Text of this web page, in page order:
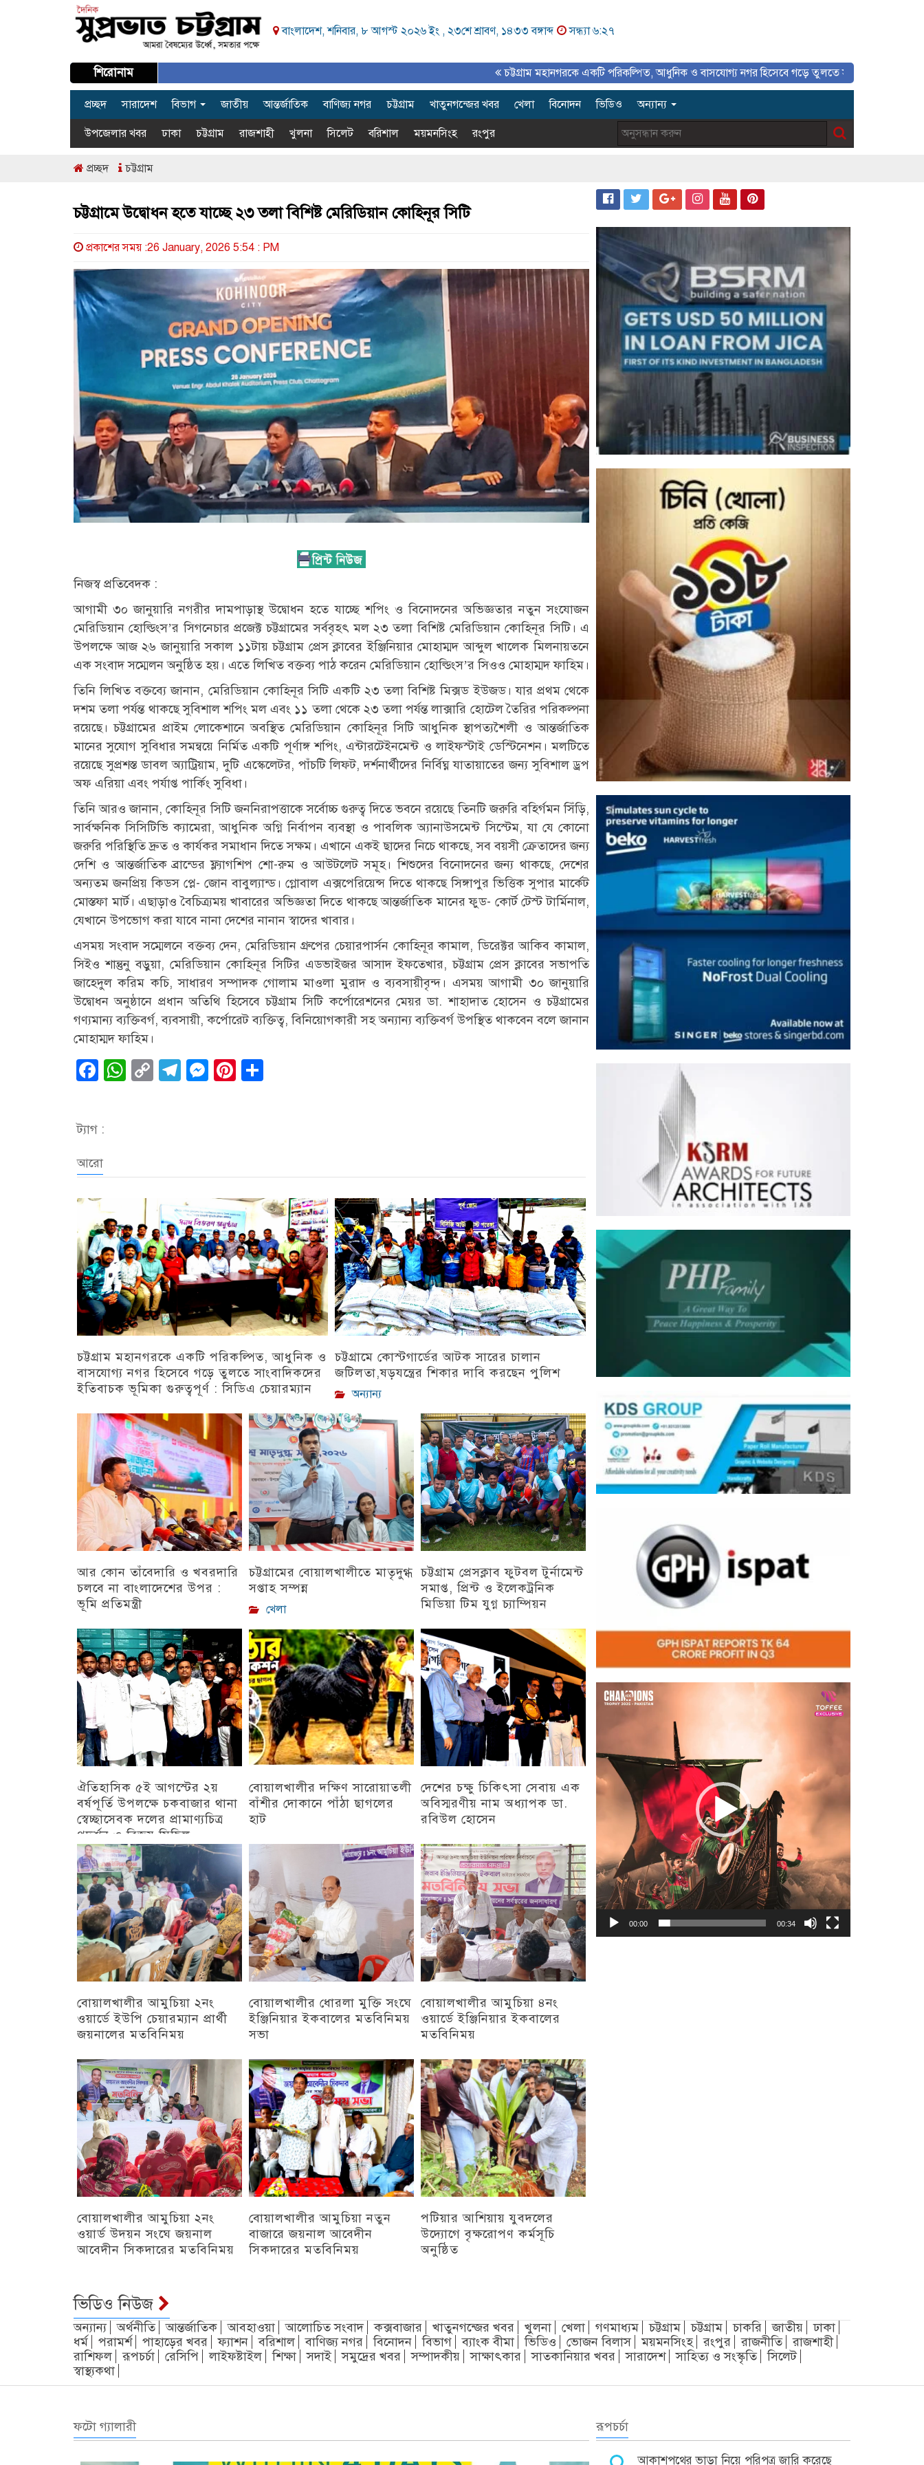
বাংলাদেশ, শনিবার, ৮ আগস্ট ২০২৬ ইং , ২৩শে শ্রাবণ, ১৪৩৩ বঙ্গাব্দ সন্ধ্যা ৬:২৭
শিরোনাম চট্টগ্রাম মহানগরকে একটি পরিকল্পিত, আধুনিক ও বাসযোগ্য নগর হিসেবে গড়ে তুলতে সাংবাদিকদের ইতিবাচক ভূমিকা
প্রচ্ছদ সারাদেশ বিভাগ জাতীয় আন্তর্জাতিক বাণিজ্য নগর চট্টগ্রাম খাতুনগন্জের খবর খেলা বিনোদন ভিডিও অন্যান্য
উপজেলার খবর ঢাকা চট্টগ্রাম রাজশাহী খুলনা সিলেট বরিশাল ময়মনসিংহ রংপুর
প্রচ্ছদ চট্টগ্রাম
চট্টগ্রামে উদ্বোধন হতে যাচ্ছে ২৩ তলা বিশিষ্ট মেরিডিয়ান কোহিনূর সিটি
প্রকাশের সময় :26 January, 2026 5:54 : PM
নিজস্ব প্রতিবেদক :
আগামী ৩০ জানুয়ারি নগরীর দামপাড়াস্থ উদ্বোধন হতে যাচ্ছে শপিং ও বিনোদনের অভিজ্ঞতার নতুন সংযোজন
মেরিডিয়ান হোল্ডিংস’র সিগনেচার প্রজেক্ট চট্টগ্রামের সর্ববৃহৎ মল ২৩ তলা বিশিষ্ট মেরিডিয়ান কোহিনূর সিটি। এ
উপলক্ষে আজ ২৬ জানুয়ারি সকাল ১১টায় চট্টগ্রাম প্রেস ক্লাবের ইঞ্জিনিয়ার মোহাম্মদ আব্দুল খালেক মিলনায়তনে
এক সংবাদ সম্মেলন অনুষ্ঠিত হয়। এতে লিখিত বক্তব্য পাঠ করেন মেরিডিয়ান হোল্ডিংস’র সিওও মোহাম্মদ ফাহিম।
তিনি লিখিত বক্তব্যে জানান, মেরিডিয়ান কোহিনূর সিটি একটি ২৩ তলা বিশিষ্ট মিক্সড ইউজড। যার প্রথম থেকে
দশম তলা পর্যন্ত থাকছে সুবিশাল শপিং মল এবং ১১ তলা থেকে ২৩ তলা পর্যন্ত লাক্সারি হোটেল তৈরির পরিকল্পনা
রয়েছে। চট্টগ্রামের প্রাইম লোকেশানে অবস্থিত মেরিডিয়ান কোহিনূর সিটি আধুনিক স্থাপত্যশৈলী ও আন্তর্জাতিক
মানের সুযোগ সুবিধার সমন্বয়ে নির্মিত একটি পূর্ণাঙ্গ শপিং, এন্টারটেইনমেন্ট ও লাইফস্টাই ডেস্টিনেশন। মলটিতে
রয়েছে সুপ্রশস্ত ডাবল অ্যাট্রিয়াম, দুটি এস্কেলেটর, পাঁচটি লিফট, দর্শনার্থীদের নির্বিঘ্ন যাতায়াতের জন্য সুবিশাল ড্রপ
অফ এরিয়া এবং পর্যাপ্ত পার্কিং সুবিধা।
তিনি আরও জানান, কোহিনূর সিটি জননিরাপত্তাকে সর্বোচ্চ গুরুত্ব দিতে ভবনে রয়েছে তিনটি জরুরি বহির্গমন সিঁড়ি,
সার্বক্ষনিক সিসিটিভি ক্যামেরা, আধুনিক অগ্নি নির্বাপন ব্যবস্থা ও পাবলিক অ্যানাউসমেন্ট সিস্টেম, যা যে কোনো
জরুরি পরিস্থিতি দ্রুত ও কার্যকর সমাধান দিতে সক্ষম। এখানে একই ছাদের নিচে থাকছে, সব বয়সী ক্রেতাদের জন্য
দেশি ও আন্তর্জাতিক ব্রান্ডের ফ্ল্যাগশিপ শো-রুম ও আউটলেট সমূহ। শিশুদের বিনোদনের জন্য থাকছে, দেশের
অন্যতম জনপ্রিয় কিডস প্লে- জোন বাবুল্যান্ড। গ্লোবাল এক্সপেরিয়েন্স দিতে থাকছে সিঙ্গাপুর ভিত্তিক সুপার মার্কেট
মোস্তফা মার্ট। এছাড়াও বৈচিত্র্যময় খাবারের অভিজ্ঞতা দিতে থাকছে আন্তর্জাতিক মানের ফুড- কোর্ট টেস্ট টার্মিনাল,
যেখানে উপভোগ করা যাবে নানা দেশের নানান স্বাদের খাবার।
এসময় সংবাদ সম্মেলনে বক্তব্য দেন, মেরিডিয়ান গ্রুপের চেয়ারপার্সন কোহিনূর কামাল, ডিরেক্টর আকিব কামাল,
সিইও শান্তুনু বড়ুয়া, মেরিডিয়ান কোহিনূর সিটির এডভাইজর আসাদ ইফতেখার, চট্টগ্রাম প্রেস ক্লাবের সভাপতি
জাহেদুল করিম কচি, সাধারণ সম্পাদক গোলাম মাওলা মুরাদ ও ব্যবসায়ীবৃন্দ। এসময় আগামী ৩০ জানুয়ারি
উদ্বোধন অনুষ্ঠানে প্রধান অতিথি হিসেবে চট্টগ্রাম সিটি কর্পোরেশনের মেয়র ডা. শাহাদাত হোসেন ও চট্টগ্রামের
গণ্যমান্য ব্যক্তিবর্গ, ব্যবসায়ী, কর্পোরেট ব্যক্তিত্ব, বিনিয়োগকারী সহ অন্যান্য ব্যক্তিবর্গ উপস্থিত থাকবেন বলে জানান
মোহাম্মদ ফাহিম।
Facebook
WhatsApp
CopyTelegram
Messenger
Pinterest
ট্যাগ :
আরো
চট্টগ্রাম মহানগরকে একটি পরিকল্পিত, আধুনিক ও
বাসযোগ্য নগর হিসেবে গড়ে তুলতে সাংবাদিকদের
ইতিবাচক ভূমিকা গুরুত্বপূর্ণ : সিডিএ চেয়ারম্যান
চট্টগ্রামে কোস্টগার্ডের আটক সারের চালান
জটিলতা,ষড়যন্ত্রের শিকার দাবি করছেন পুলিশ
অন্যান্য
আর কোন তাঁবেদারি ও খবরদারি
চলবে না বাংলাদেশের উপর :
ভূমি প্রতিমন্ত্রী
চট্টগ্রামের বোয়ালখালীতে মাতৃদুগ্ধ
সপ্তাহ সম্পন্ন
খেলা
চট্টগ্রাম প্রেসক্লাব ফুটবল টুর্নামেন্ট
সমাপ্ত, প্রিন্ট ও ইলেকট্রনিক
মিডিয়া টিম যুগ্ন চ্যাম্পিয়ন
ঐতিহাসিক ৫ই আগস্টের ২য়
বর্ষপূর্তি উপলক্ষে চকবাজার থানা
স্বেচ্ছাসেবক দলের প্রামাণ্যচিত্র
প্রদর্শন ও বিজয় মিছিল
চট্টগ্রাম
বোয়ালখালীর দক্ষিণ সারোয়াতলী
বাঁশীর দোকানে পাঁঠা ছাগলের
হাট
দেশের চক্ষু চিকিৎসা সেবায় এক
অবিস্মরণীয় নাম অধ্যাপক ডা.
রবিউল হোসেন
বোয়ালখালীর আমুচিয়া ২নং
ওয়ার্ডে ইউপি চেয়ারম্যান প্রার্থী
জয়নালের মতবিনিময়
বোয়ালখালীর ধোরলা মুক্তি সংঘে
ইঞ্জিনিয়ার ইকবালের মতবিনিময়
সভা
বোয়ালখালীর আমুচিয়া ৪নং
ওয়ার্ডে ইঞ্জিনিয়ার ইকবালের
মতবিনিময়
বোয়ালখালীর আমুচিয়া ২নং
ওয়ার্ড উদয়ন সংঘে জয়নাল
আবেদীন সিকদারের মতবিনিময়
বোয়ালখালীর আমুচিয়া নতুন
বাজারে জয়নাল আবেদীন
সিকদারের মতবিনিময়
পটিয়ার আশিয়ায় যুবদলের
উদ্যোগে বৃক্ষরোপণ কর্মসূচি
অনুষ্ঠিত
Video
Player
00:00 00:34
ভিডিও নিউজ
অন্যান্য অর্থনীতি আন্তর্জাতিক আবহাওয়া আলোচিত সংবাদ কক্সবাজার খাতুনগন্জের খবর খুলনা খেলা গণমাধ্যম চট্টগ্রাম চট্টগ্রাম চাকরি জাতীয়
ঢাকা
ধর্ম
পরামর্শ পাহাড়ের খবর ফ্যাশন বরিশাল বাণিজ্য নগর বিনোদন বিভাগ ব্যাংক বীমা ভিডিও ভোজন বিলাস ময়মনসিংহ রংপুর রাজনীতি
রাজশাহী
রাশিফল
রূপচর্চা রেসিপি লাইফষ্টাইল শিক্ষা সদাই সমুদ্রের খবর সম্পাদকীয় সাক্ষাৎকার সাতকানিয়ার খবর সারাদেশ সাহিত্য ও সংস্কৃতি
সিলেট
স্বাস্থ্যকথা
ফটো গ্যালারী রূপচর্চা
আকাশপথের ভাড়া নিয়ে পরিপত্র জারি করেছে